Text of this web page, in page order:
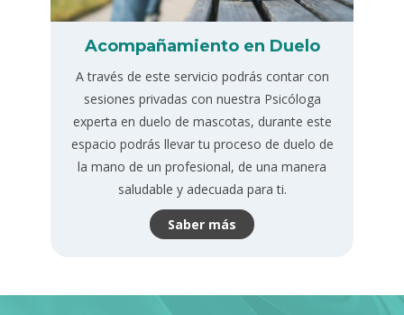
Acompañamiento en Duelo
A través de este servicio podrás contar con
sesiones privadas con nuestra Psicóloga
experta en duelo de mascotas, durante este
espacio podrás llevar tu proceso de duelo de
la mano de un profesional, de una manera
saludable y adecuada para ti.
Saber más